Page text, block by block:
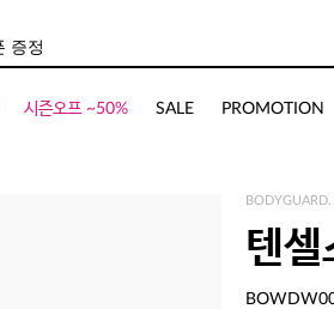
시즌오프 ~50% SALE PROMOTION
BODYGUARD.
텐셀